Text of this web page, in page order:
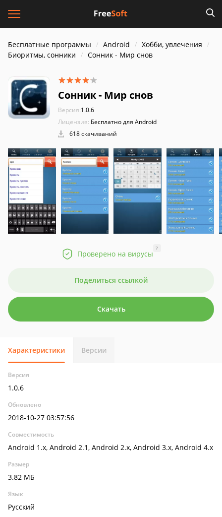
Бесплатные программы Android
Хобби, увлечения
Биоритмы, сонники
Сонник - Мир снов
Сонник - Мир снов
Версия:1.0.6
Лицензия: Бесплатно для Android
618 скачиваний
Проверено на вирусы
?
Поделиться ссылкой
Скачать
Характеристики Версии
Версия
1.0.6
Обновлено
2018-10-27 03:57:56
Совместимость
Android 1.x, Android 2.1, Android 2.x, Android 3.x, Android 4.x
Размер
3.82 МБ
Язык
Русский